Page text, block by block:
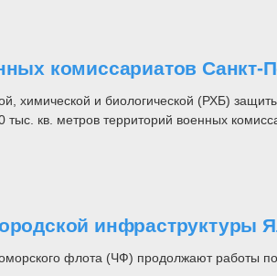
комиссариатов Санкт-
и биологической (РХБ)
кв. метров территорий военных
инфраструктуры
флота (ЧФ) продолжают работы